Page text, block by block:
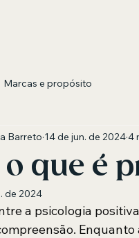
Marcas e propósito
que é
Barreto 14 de jun. de 20244
de 2024
a psicologia